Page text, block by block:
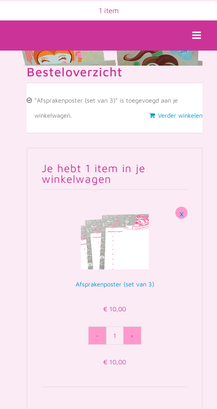
naar
1 item
Besteloverzicht
“Afsprakenposter (set van 3)” is toegevoegd aan je
winkelwagen.
Verder winkelen
Je hebt 1 item in je
winkelwagen
Afsprakenposter (set van 3)
€ 10,00
3)
€ 10,00
×